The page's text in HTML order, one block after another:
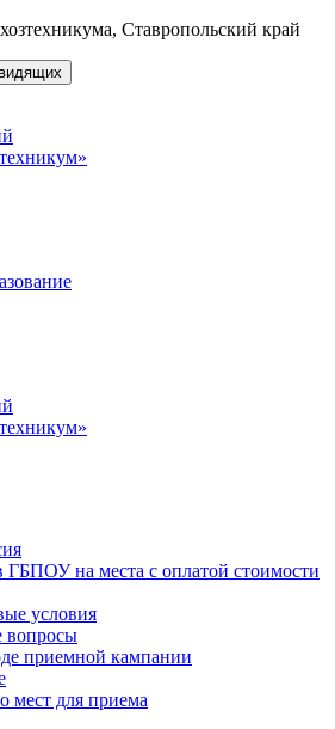
Ставропольский край
ГБПОУ на места с оплатой стоимости
условия
вопросы
приемной кампании
мест для приема